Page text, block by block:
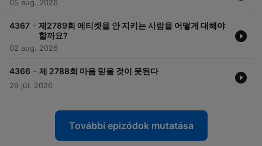
05 aug. 2026
4367 - 제2789회 에티켓을 안 지키는 사람을 어떻게 대해야
할까요?
02 aug. 2026
4366 - 제 2788회 마음 믿을 것이 못된다
29 júl. 2026
További epizódok mutatása